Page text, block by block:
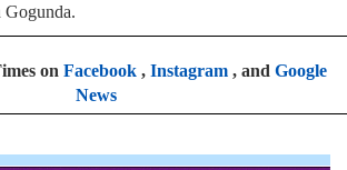
on Facebook, Instagram, and Google
News